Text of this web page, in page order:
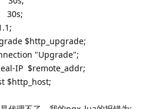
30s;
$http_upgrade;
"Upgrade";
IP $remote_addr;
$http_host;